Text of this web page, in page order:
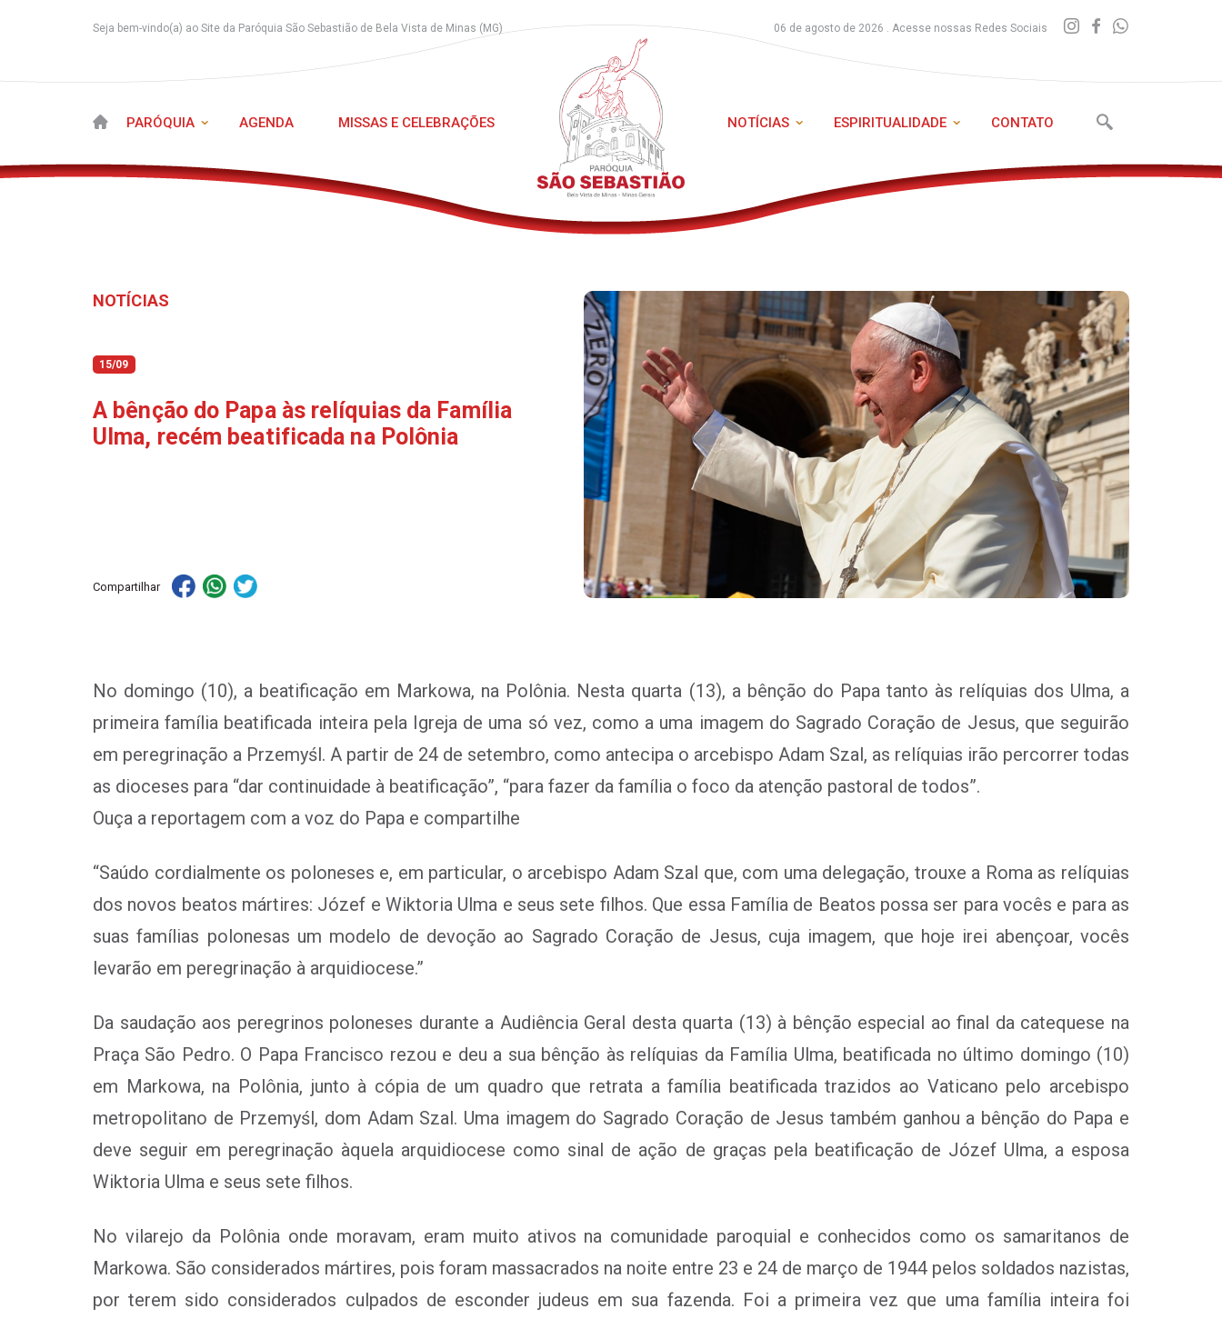
Seja bem-vindo(a) ao Site da Paróquia São Sebastião de Bela Vista de Minas (MG) 06 de agosto de 2026 . Acesse nossas Redes Sociais
PARÓQUIA AGENDA MISSAS E CELEBRAÇÕES NOTÍCIAS ESPIRITUALIDADE CONTATO
NOTÍCIAS
15/09
A bênção do Papa às relíquias da Família
Ulma, recém beatificada na Polônia
Compartilhar
No domingo (10), a beatificação em Markowa, na Polônia. Nesta quarta (13), a bênção do Papa tanto às relíquias dos Ulma, a
primeira família beatificada inteira pela Igreja de uma só vez, como a uma imagem do Sagrado Coração de Jesus, que seguirão
em peregrinação a Przemyśl. A partir de 24 de setembro, como antecipa o arcebispo Adam Szal, as relíquias irão percorrer todas
as dioceses para “dar continuidade à beatificação”, “para fazer da família o foco da atenção pastoral de todos”.
Ouça a reportagem com a voz do Papa e compartilhe
“Saúdo cordialmente os poloneses e, em particular, o arcebispo Adam Szal que, com uma delegação, trouxe a Roma as relíquias
dos novos beatos mártires: Józef e Wiktoria Ulma e seus sete filhos. Que essa Família de Beatos possa ser para vocês e para as
suas famílias polonesas um modelo de devoção ao Sagrado Coração de Jesus, cuja imagem, que hoje irei abençoar, vocês
levarão em peregrinação à arquidiocese.”
Da saudação aos peregrinos poloneses durante a Audiência Geral desta quarta (13) à bênção especial ao final da catequese na
Praça São Pedro. O Papa Francisco rezou e deu a sua bênção às relíquias da Família Ulma, beatificada no último domingo (10)
em Markowa, na Polônia, junto à cópia de um quadro que retrata a família beatificada trazidos ao Vaticano pelo arcebispo
metropolitano de Przemyśl, dom Adam Szal. Uma imagem do Sagrado Coração de Jesus também ganhou a bênção do Papa e
deve seguir em peregrinação àquela arquidiocese como sinal de ação de graças pela beatificação de Józef Ulma, a esposa
Wiktoria Ulma e seus sete filhos.
No vilarejo da Polônia onde moravam, eram muito ativos na comunidade paroquial e conhecidos como os samaritanos de
Markowa. São considerados mártires, pois foram massacrados na noite entre 23 e 24 de março de 1944 pelos soldados nazistas,
por terem sido considerados culpados de esconder judeus em sua fazenda. Foi a primeira vez que uma família inteira foi